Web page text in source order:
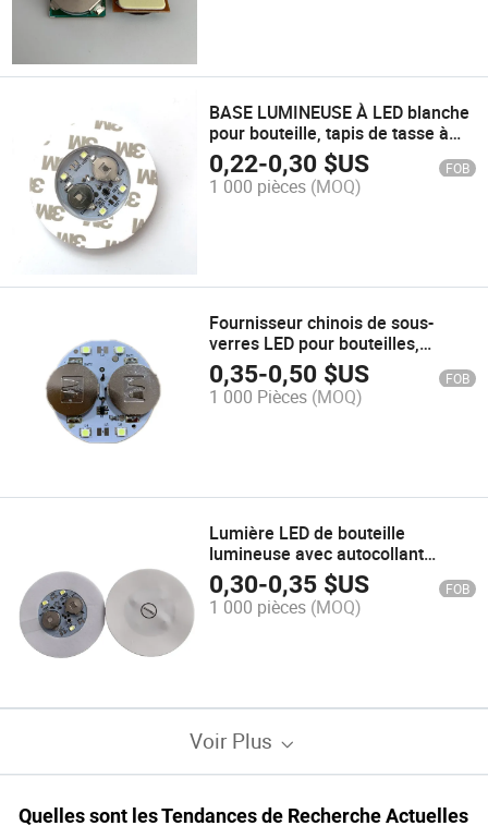
BASE LUMINEUSE À LED blanche
pour bouteille, tapis de tasse à
LED Décoration de table et
accessoires Type de dessous de
bouteille à LED
0,22-0,30 $US FOB
1 000 pièces (MOQ)
Fournisseur chinois de sous-
verres LED pour bouteilles,
autocollant LED pour bouteilles,
sous-verres lumineux LED pour
mariage
0,35-0,50 $US FOB
1 000 Pièces (MOQ)
Lumière LED de bouteille
lumineuse avec autocollant
adhésif, base de glorification LED
de cinq couleurs
0,30-0,35 $US FOB
1 000 pièces (MOQ)
Voir Plus
Quelles sont les Tendances de Recherche Actuelles